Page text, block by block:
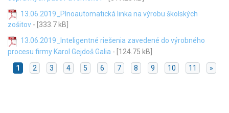
13.06.2019_Plnoautomatická linka na výrobu školských
zošitov - [333.7 kB]
13.06.2019_Inteligentné riešenia zavedené do výrobného
procesu firmy Karol Gejdoš Galia - [124.75 kB]
1
2 3 4 5 6 7 8 9 10 11 »